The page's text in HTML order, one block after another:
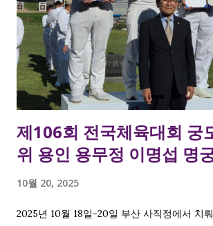
제106회 전국체육대회 궁
위 용인 용무정 이명섭 명
10월 20, 2025
2025년 10월 18일-20일 부산 사직정에서 치